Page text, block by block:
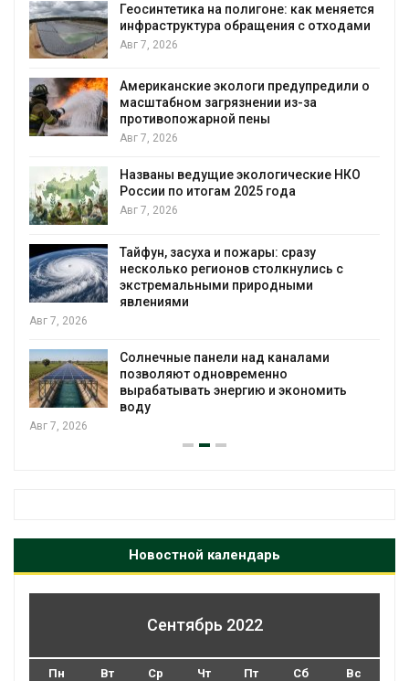
Геосинтетика на полигоне: как меняется
инфраструктура обращения с отходами
Авг 7, 2026
Американские экологи предупредили о
масштабном загрязнении из-за
противопожарной пены
Авг 7, 2026
Названы ведущие экологические НКО
России по итогам 2025 года
Авг 7, 2026
Тайфун, засуха и пожары: сразу
несколько регионов столкнулись с
экстремальными природными
явлениями
Авг 7, 2026
Солнечные панели над каналами
позволяют одновременно
вырабатывать энергию и экономить
воду
Авг 7, 2026
Новостной календарь
Сентябрь 2022
Пн Вт Ср Чт Пт Сб Вс